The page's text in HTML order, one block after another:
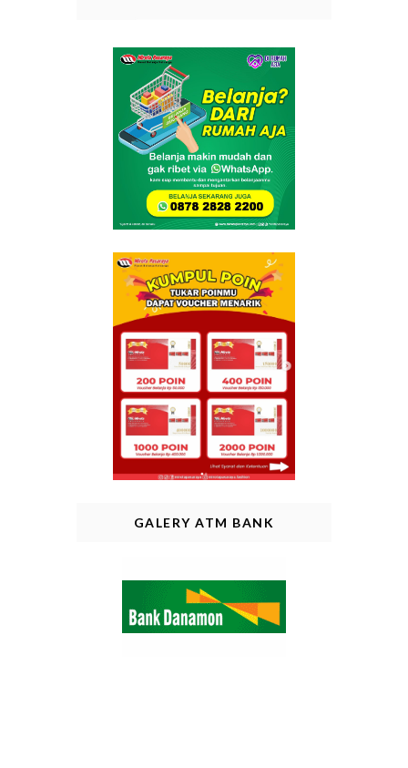
GALERY ATM BANK